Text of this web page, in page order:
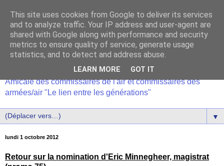
Amicale des commissaires de l'air et commissaires des
armées/air "Le lien entre les générations"
▼
lundi 1 octobre 2012
Retour sur la nomination d'Eric Minnegheer, magistrat
This site uses cookies from Google to deliver its services
and to analyze traffic. Your IP address and user-agent are
shared with Google along with performance and security
metrics to ensure quality of service, generate usage
statistics, and to detect and address abuse.
LEARN MORE GOT IT